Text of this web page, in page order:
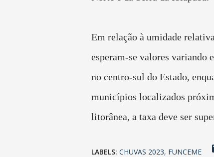
Em relação à umidade
esperam-se valores variando
no centro-sul do Estado,
municípios localizados
litorânea, a taxa deve ser
LABELS: CHUVAS 2023 FUNCEME